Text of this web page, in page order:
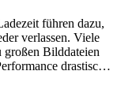
führen dazu,
verlassen. Viele
großen Bilddateien
drastisch
unprofessionell